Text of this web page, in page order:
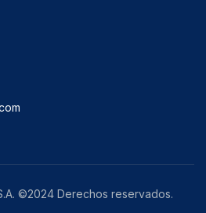
©2024 Derechos reservados.